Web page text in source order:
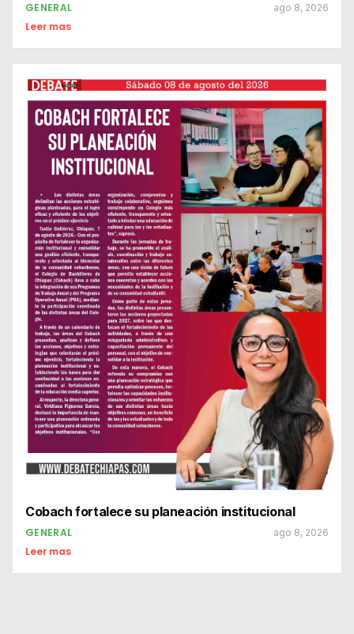
GENERAL ago 8, 2026
Leer mas
Cobach fortalece su planeación institucional
GENERAL ago 8, 2026
Leer mas